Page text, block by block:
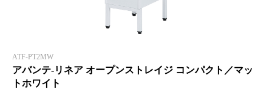
ATF-PT2MW
アバンテ-リネア オープンストレイジ コンパクト／マッ
トホワイト